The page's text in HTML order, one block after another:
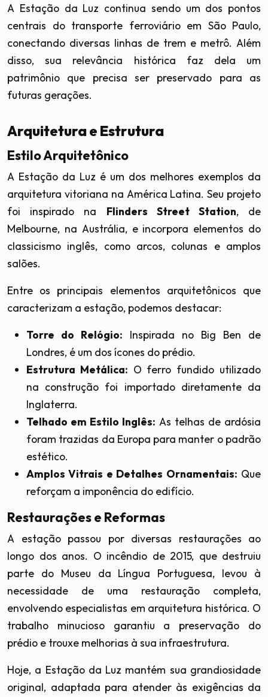
A Estação da Luz continua sendo um dos pontos
centrais do transporte ferroviário em São Paulo,
conectando diversas linhas de trem e metrô. Além
disso, sua relevância histórica faz dela um
patrimônio que precisa ser preservado para as
futuras gerações.
Arquitetura e Estrutura
Estilo Arquitetônico
A Estação da Luz é um dos melhores exemplos da
arquitetura vitoriana na América Latina. Seu projeto
foi inspirado na Flinders Street Station, de
Melbourne, na Austrália, e incorpora elementos do
classicismo inglês, como arcos, colunas e amplos
salões.
Entre os principais elementos arquitetônicos que
caracterizam a estação, podemos destacar:
Torre do Relógio: Inspirada no Big Ben de
Londres, é um dos ícones do prédio.
Estrutura Metálica: O ferro fundido utilizado
na construção foi importado diretamente da
Inglaterra.
Telhado em Estilo Inglês: As telhas de ardósia
foram trazidas da Europa para manter o padrão
estético.
Amplos Vitrais e Detalhes Ornamentais: Que
reforçam a imponência do edifício.
Restaurações e Reformas
A estação passou por diversas restaurações ao
longo dos anos. O incêndio de 2015, que destruiu
parte do Museu da Língua Portuguesa, levou à
necessidade de uma restauração completa,
envolvendo especialistas em arquitetura histórica. O
trabalho minucioso garantiu a preservação do
prédio e trouxe melhorias à sua infraestrutura.
Hoje, a Estação da Luz mantém sua grandiosidade
original, adaptada para atender às exigências da